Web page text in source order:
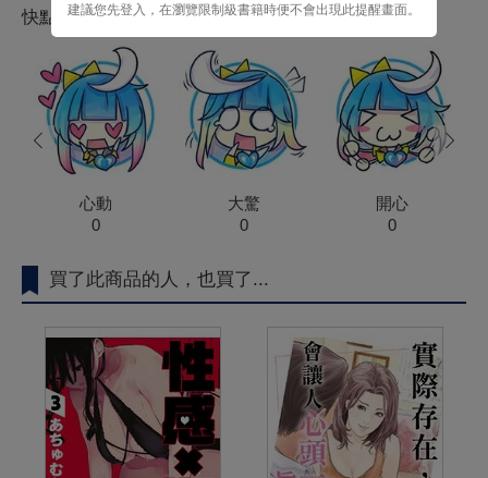
快點來按心情投票拿菁點！
心動
0
大驚
0
開心
0
prev next
買了此商品的人，也買了...
建議您先登入，在瀏覽限制級書籍時便不會出現此提醒畫面。